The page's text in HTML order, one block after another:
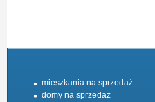
mieszkania na sprzedaż
domy na sprzedaż